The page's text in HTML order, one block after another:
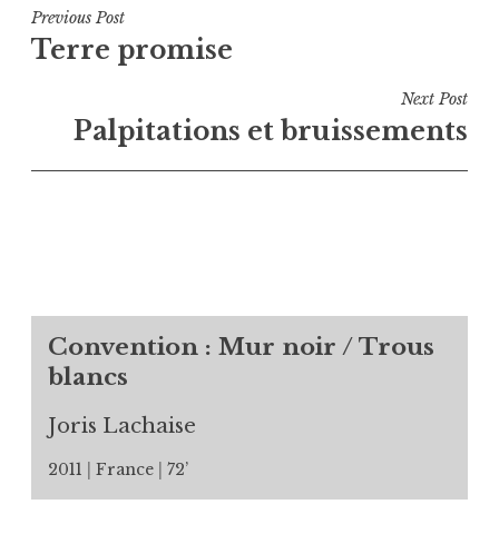
Navigation
de
Previous Post
Terre promise
Next Post
Palpitations et bruissements
Convention : Mur noir / Trous
blancs
Joris Lachaise
2011 France 72’